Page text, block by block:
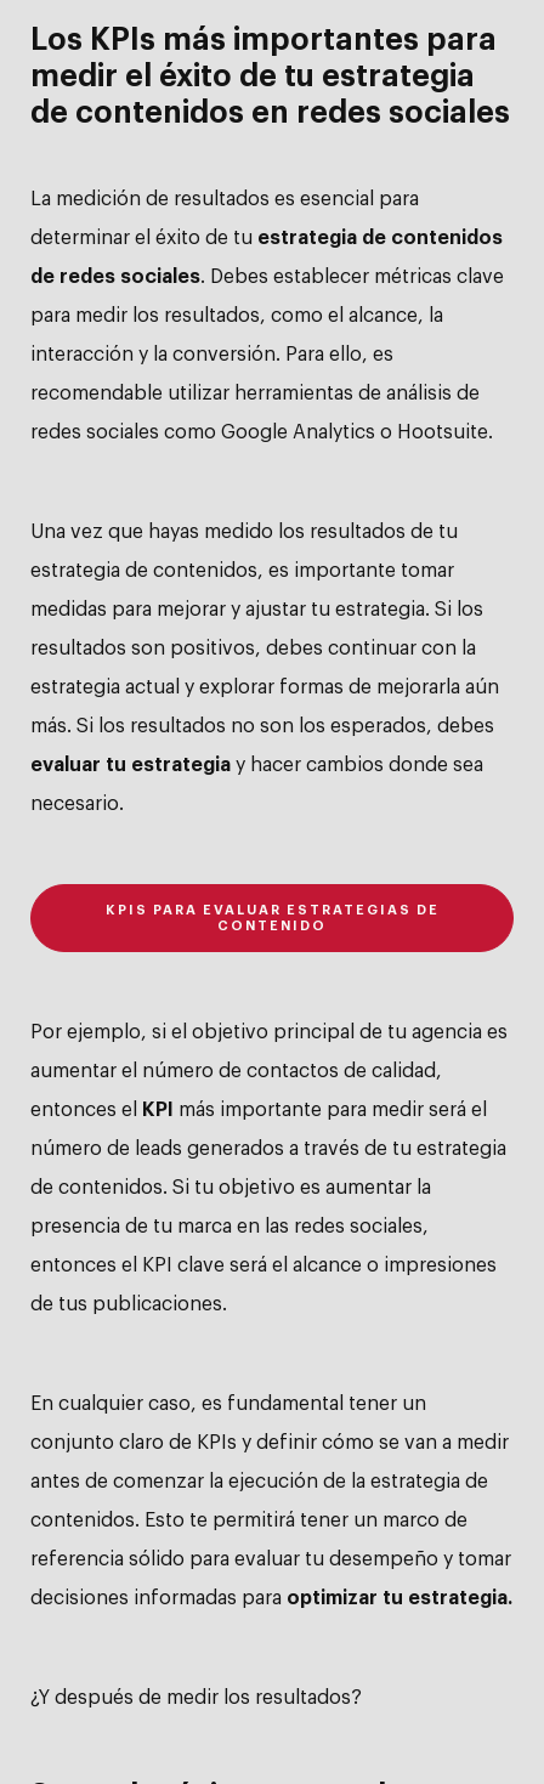
Los KPIs más importantes para
medir el éxito de tu estrategia
de contenidos en redes sociales
La medición de resultados es esencial para
determinar el éxito de tu estrategia de contenidos
de redes sociales. Debes establecer métricas clave
para medir los resultados, como el alcance, la
interacción y la conversión. Para ello, es
recomendable utilizar herramientas de análisis de
redes sociales como Google Analytics o Hootsuite.
Una vez que hayas medido los resultados de tu
estrategia de contenidos, es importante tomar
medidas para mejorar y ajustar tu estrategia. Si los
resultados son positivos, debes continuar con la
estrategia actual y explorar formas de mejorarla aún
más. Si los resultados no son los esperados, debes
evaluar tu estrategia y hacer cambios donde sea
necesario.
KPIS PARA EVALUAR ESTRATEGIAS DE
CONTENIDO
Por ejemplo, si el objetivo principal de tu agencia es
aumentar el número de contactos de calidad,
entonces el
KPI
más importante para medir será el
número de leads generados a través de tu estrategia
de contenidos. Si tu objetivo es aumentar la
presencia de tu marca en las redes sociales,
entonces el KPI clave será el alcance o impresiones
de tus publicaciones.
En cualquier caso, es fundamental tener un
conjunto claro de KPIs y definir cómo se van a medir
antes de comenzar la ejecución de la estrategia de
contenidos. Esto te permitirá tener un marco de
referencia sólido para evaluar tu desempeño y tomar
decisiones informadas para optimizar tu estrategia.
¿Y después de medir los resultados?